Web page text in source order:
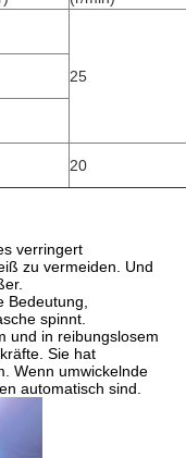
25
20
verringert
zu vermeiden. Und
Bedeutung,
spinnt.
und in reibungslosem
Sie hat
Wenn umwickelnde
automatisch sind.